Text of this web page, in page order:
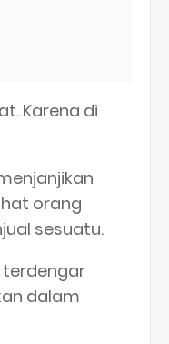
Karena di
orang
sesuatu.
terdengar
dalam